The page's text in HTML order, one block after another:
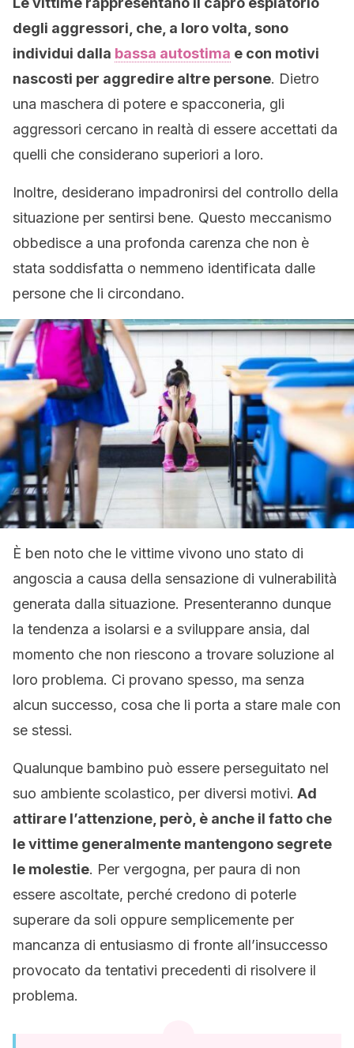
degli aggressori, che, a loro volta, sono
individui dalla bassa autostima e con motivi
nascosti per aggredire altre persone. Dietro
una maschera di potere e spacconeria, gli
aggressori cercano in realtà di essere accettati da
quelli che considerano superiori a loro.
Inoltre, desiderano impadronirsi del controllo della
situazione per sentirsi bene. Questo meccanismo
obbedisce a una profonda carenza che non è
stata soddisfatta o nemmeno identificata dalle
persone che li circondano.
È ben noto che le vittime vivono uno stato di
angoscia a causa della sensazione di vulnerabilità
generata dalla situazione. Presenteranno dunque
la tendenza a isolarsi e a sviluppare ansia, dal
momento che non riescono a trovare soluzione al
loro problema. Ci provano spesso, ma senza
alcun successo, cosa che li porta a stare male con
se stessi.
Qualunque bambino può essere perseguitato nel
suo ambiente scolastico, per diversi motivi. Ad
attirare l’attenzione, però, è anche il fatto che
le vittime generalmente mantengono segrete
le molestie. Per vergogna, per paura di non
essere ascoltate, perché credono di poterle
superare da soli oppure semplicemente per
mancanza di entusiasmo di fronte all’insuccesso
provocato da tentativi precedenti di risolvere il
problema.